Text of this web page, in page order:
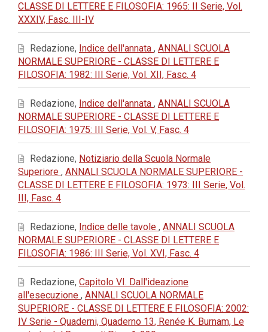
CLASSE DI LETTERE E FILOSOFIA: 1965: II Serie, Vol.
XXXIV, Fasc. III-IV
Redazione, Indice dell'annata , ANNALI SCUOLA
NORMALE SUPERIORE - CLASSE DI LETTERE E
FILOSOFIA: 1982: III Serie, Vol. XII, Fasc. 4
Redazione, Indice dell'annata , ANNALI SCUOLA
NORMALE SUPERIORE - CLASSE DI LETTERE E
FILOSOFIA: 1975: III Serie, Vol. V, Fasc. 4
Redazione, Notiziario della Scuola Normale
Superiore , ANNALI SCUOLA NORMALE SUPERIORE -
CLASSE DI LETTERE E FILOSOFIA: 1973: III Serie, Vol.
III, Fasc. 4
Redazione, Indice delle tavole , ANNALI SCUOLA
NORMALE SUPERIORE - CLASSE DI LETTERE E
FILOSOFIA: 1986: III Serie, Vol. XVI, Fasc. 4
Redazione, Capitolo VI. Dall'ideazione
all'esecuzione , ANNALI SCUOLA NORMALE
SUPERIORE - CLASSE DI LETTERE E FILOSOFIA: 2002:
IV Serie - Quaderni, Quaderno 13, Renée K. Burnam, Le